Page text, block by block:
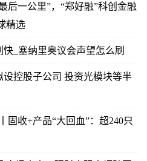
后一公里”，“郑好融”科创金融
精选
_塞纳里奥议会声望怎么刷
控股子公司 投资光模块等半
固收+产品“大回血”：超240只